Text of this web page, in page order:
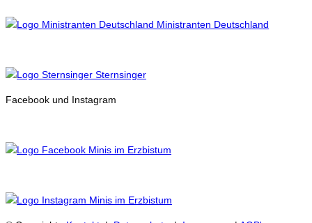
Ministranten Deutschland
Sternsinger
Facebook und Instagram
Minis im Erzbistum
Minis im Erzbistum